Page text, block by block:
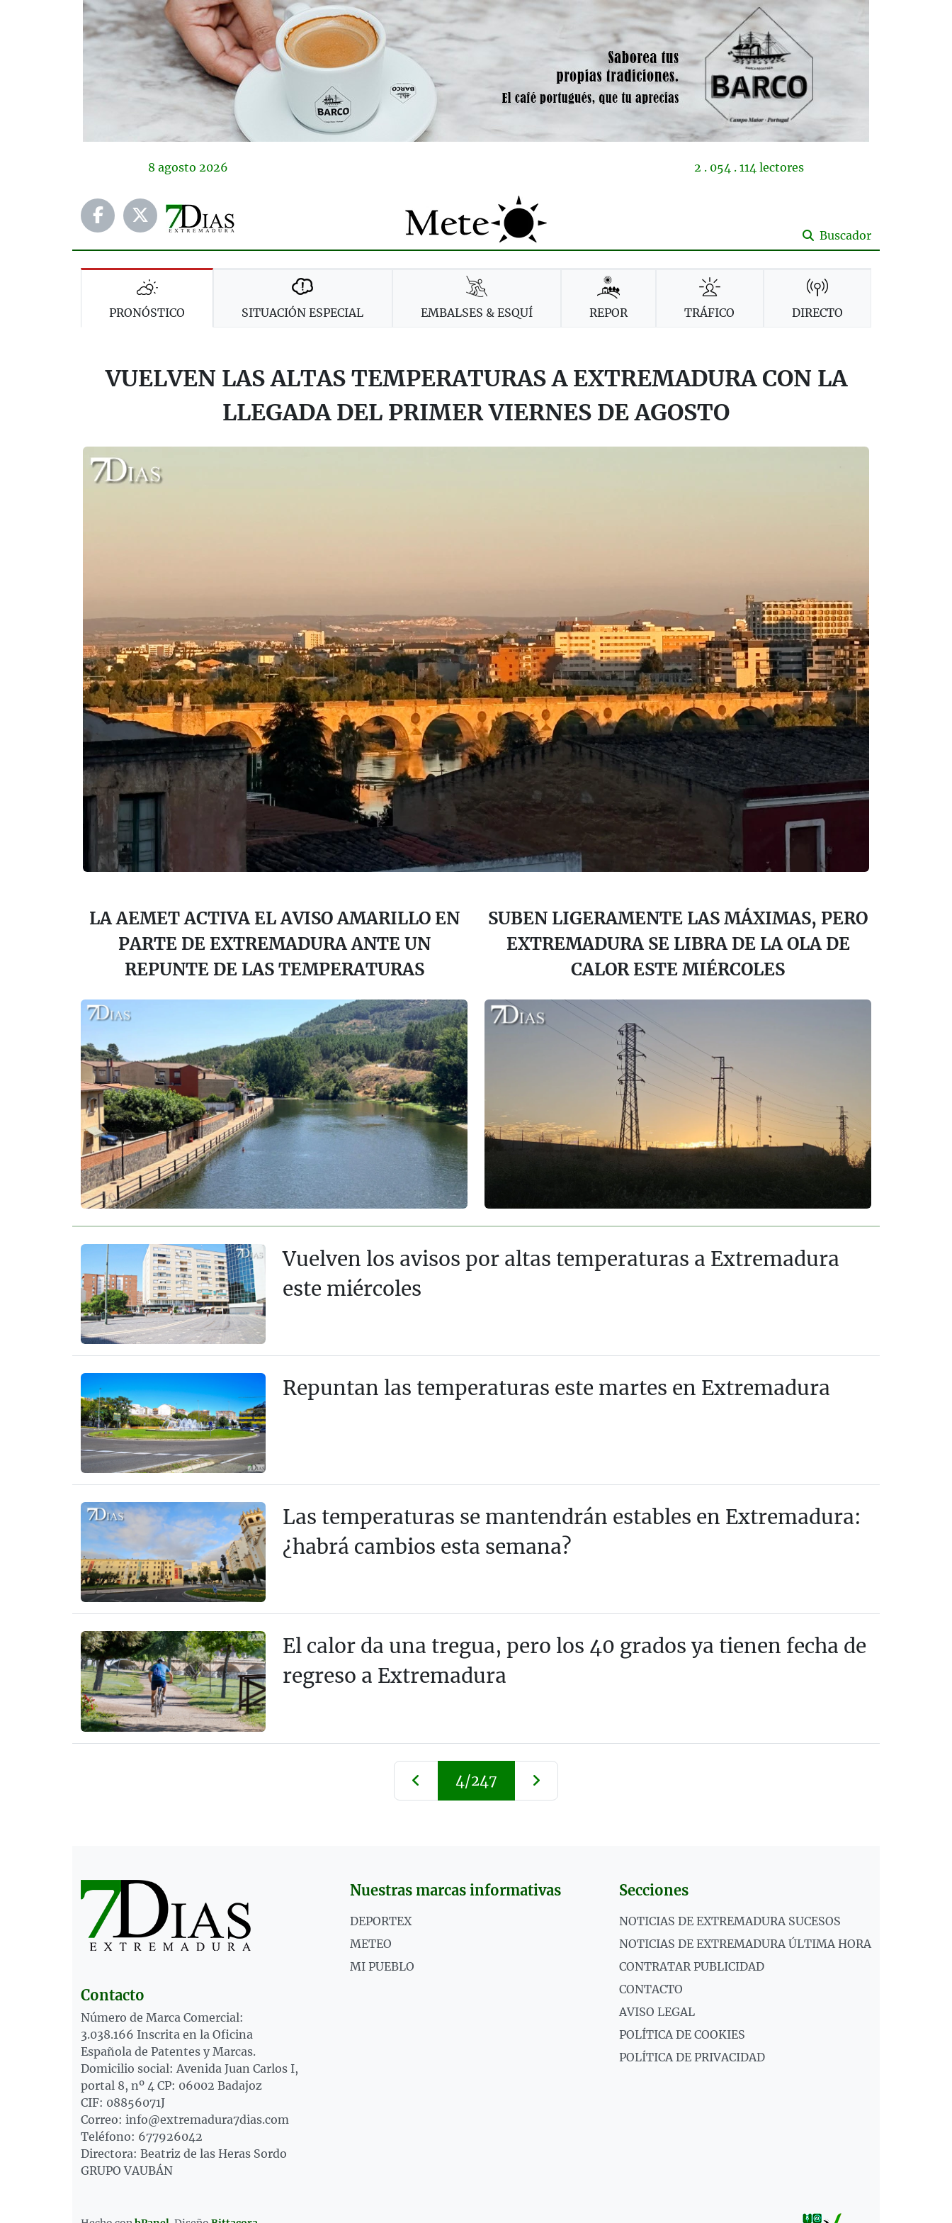
8 agosto 2026 2 . 054 . 114 lectores
Buscador
PRONÓSTICO SITUACIÓN ESPECIAL EMBALSES & ESQUÍ REPOR TRÁFICO DIRECTO
VUELVEN LAS ALTAS TEMPERATURAS A EXTREMADURA CON LA
LLEGADA DEL PRIMER VIERNES DE AGOSTO
LA AEMET ACTIVA EL AVISO AMARILLO EN
PARTE DE EXTREMADURA ANTE UN
REPUNTE DE LAS TEMPERATURAS
SUBEN LIGERAMENTE LAS MÁXIMAS, PERO
EXTREMADURA SE LIBRA DE LA OLA DE
CALOR ESTE MIÉRCOLES
Vuelven los avisos por altas temperaturas a Extremadura
este miércoles
Repuntan las temperaturas este martes en Extremadura
Las temperaturas se mantendrán estables en Extremadura:
¿habrá cambios esta semana?
El calor da una tregua, pero los 40 grados ya tienen fecha de
regreso a Extremadura
4/247
Contacto
Número de Marca Comercial:
3.038.166 Inscrita en la Oficina
Española de Patentes y Marcas.
Domicilio social: Avenida Juan Carlos I,
portal 8, nº 4 CP: 06002 Badajoz
CIF: 08856071J
Correo: info@extremadura7dias.com
Teléfono: 677926042
Directora: Beatriz de las Heras Sordo
GRUPO VAUBÁN
Nuestras marcas informativas
DEPORTEX
METEO
MI PUEBLO
Secciones
NOTICIAS DE EXTREMADURA SUCESOS
NOTICIAS DE EXTREMADURA ÚLTIMA HORA
CONTRATAR PUBLICIDAD
CONTACTO
AVISO LEGAL
POLÍTICA DE COOKIES
POLÍTICA DE PRIVACIDAD